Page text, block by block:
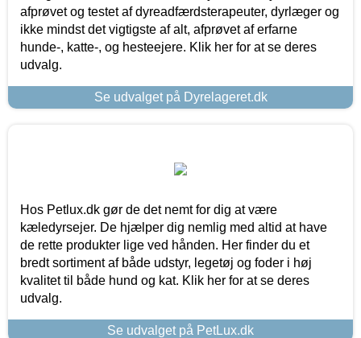
afprøvet og testet af dyreadfærdsterapeuter, dyrlæger og
ikke mindst det vigtigste af alt, afprøvet af erfarne
hunde-, katte-, og hesteejere. Klik her for at se deres
udvalg.
Se udvalget på Dyrelageret.dk
Hos Petlux.dk gør de det nemt for dig at være
kæledyrsejer. De hjælper dig nemlig med altid at have
de rette produkter lige ved hånden. Her finder du et
bredt sortiment af både udstyr, legetøj og foder i høj
kvalitet til både hund og kat. Klik her for at se deres
udvalg.
Se udvalget på PetLux.dk